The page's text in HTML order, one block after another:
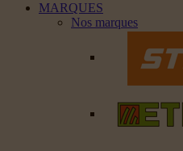
MARQUES
Nos marques